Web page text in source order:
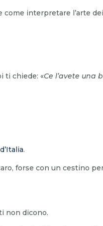
interpretare l’arte
ti chiede: «Ce l’avete una
.
forse con un cestino
non dicono.